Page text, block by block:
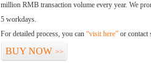
million RMB transaction volume every year. We
5 workdays.
For detailed process, you can “visit here” or contact
BUY NOW >>